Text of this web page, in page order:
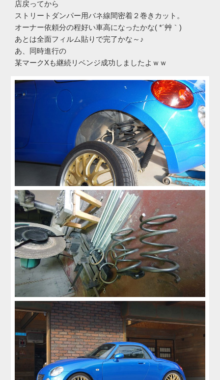
店戻ってから
ストリートダンパー用バネ線間密着２巻きカット。
オーナー依頼分の程好い車高になったかな( *´艸｀)
あとは全面フィルム貼りで完了かな～♪
あ、同時進行の
某マークXも継続リベンジ成功しましたよｗｗ